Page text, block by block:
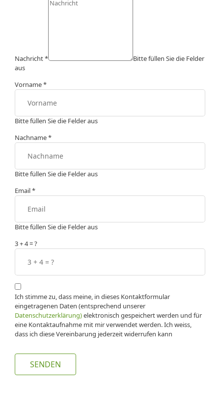
Nachricht*
Bitte füllen Sie die Felder
aus
Vorname*
Bitte füllen Sie die Felder aus
Nachname*
Bitte füllen Sie die Felder aus
Email*
Bitte füllen Sie die Felder aus
3 + 4 = ?
Ich stimme zu, dass meine, in dieses Kontaktformular
eingetragenen Daten (entsprechend unserer
Datenschutzerklärung)elektronisch gespeichert werden und für
eine Kontaktaufnahme mit mir verwendet werden. Ich weiss,
dass ich diese Vereinbarung jederzeit widerrufen kann
SENDEN